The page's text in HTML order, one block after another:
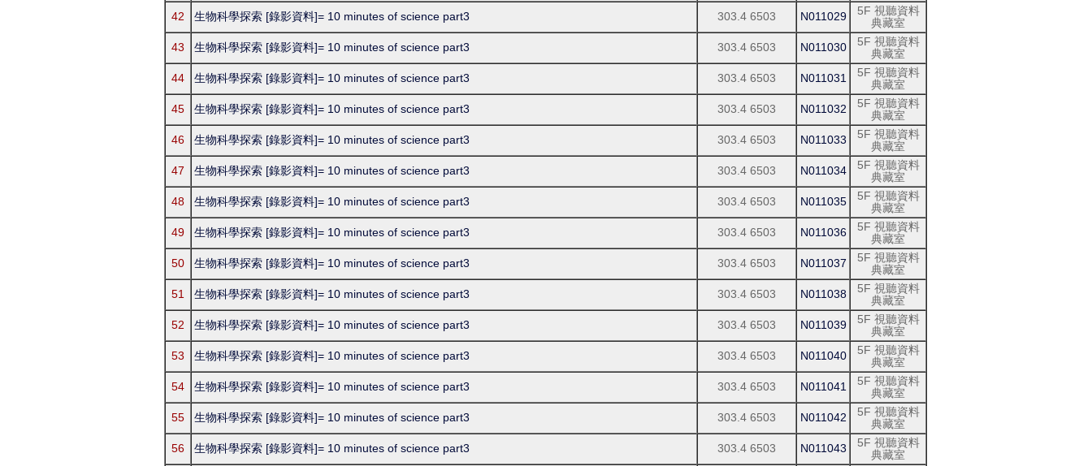
42
生物科學探索 [錄影資料]= 10 minutes of science part3 303.4 6503 N011029
5F 視聽資料
典藏室
43
生物科學探索 [錄影資料]= 10 minutes of science part3 303.4 6503 N011030
5F 視聽資料
典藏室
44
生物科學探索 [錄影資料]= 10 minutes of science part3 303.4 6503 N011031
5F 視聽資料
典藏室
45
生物科學探索 [錄影資料]= 10 minutes of science part3 303.4 6503 N011032
5F 視聽資料
典藏室
46
生物科學探索 [錄影資料]= 10 minutes of science part3 303.4 6503 N011033
5F 視聽資料
典藏室
47
生物科學探索 [錄影資料]= 10 minutes of science part3 303.4 6503 N011034
5F 視聽資料
典藏室
48
生物科學探索 [錄影資料]= 10 minutes of science part3 303.4 6503 N011035
5F 視聽資料
典藏室
49
生物科學探索 [錄影資料]= 10 minutes of science part3 303.4 6503 N011036
5F 視聽資料
典藏室
50
生物科學探索 [錄影資料]= 10 minutes of science part3 303.4 6503 N011037
5F 視聽資料
典藏室
51
生物科學探索 [錄影資料]= 10 minutes of science part3 303.4 6503 N011038
5F 視聽資料
典藏室
52
生物科學探索 [錄影資料]= 10 minutes of science part3 303.4 6503 N011039
5F 視聽資料
典藏室
53
生物科學探索 [錄影資料]= 10 minutes of science part3 303.4 6503 N011040
5F 視聽資料
典藏室
54
生物科學探索 [錄影資料]= 10 minutes of science part3 303.4 6503 N011041
5F 視聽資料
典藏室
55
生物科學探索 [錄影資料]= 10 minutes of science part3 303.4 6503 N011042
5F 視聽資料
典藏室
56
生物科學探索 [錄影資料]= 10 minutes of science part3 303.4 6503 N011043
5F 視聽資料
典藏室